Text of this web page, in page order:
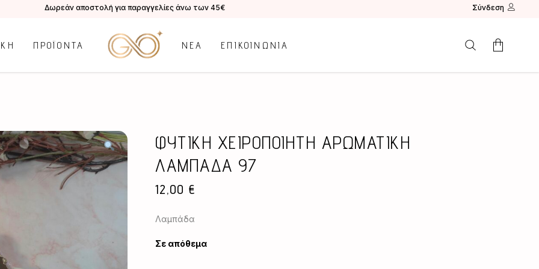
Δωρεάν αποστολή για παραγγελίες άνω των 45€ Σύνδεση
ΠΡΟΪΟΝΤΑ ΝΕΑ ΕΠΙΚΟΙΝΩΝΙΑ
ΦΥΤΙΚΗ ΧΕΙΡΟΠΟΙΗΤΗ ΑΡΩΜΑΤΙΚΗ
ΛΑΜΠΑΔΑ 97
12,00 €
Λαμπάδα
Σε απόθεμα